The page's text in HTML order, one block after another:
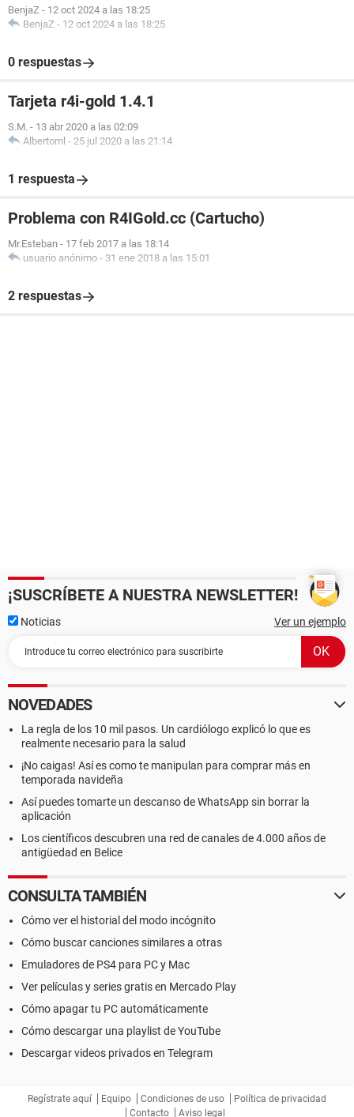
BenjaZ - 12 oct 2024 a las 18:25
BenjaZ - 12 oct 2024 a las 18:25
0 respuestas
Tarjeta r4i-gold 1.4.1
S.M. - 13 abr 2020 a las 02:09
Albertoml - 25 jul 2020 a las 21:14
1 respuesta
Problema con R4IGold.cc (Cartucho)
Mr.Esteban - 17 feb 2017 a las 18:14
usuario anónimo - 31 ene 2018 a las 15:01
2 respuestas
¡SUSCRÍBETE A NUESTRA NEWSLETTER!
Noticias Ver un ejemplo
NOVEDADES
La regla de los 10 mil pasos. Un cardiólogo explicó lo que es
realmente necesario para la salud
¡No caigas! Así es como te manipulan para comprar más en
temporada navideña
Así puedes tomarte un descanso de WhatsApp sin borrar la
aplicación
Los científicos descubren una red de canales de 4.000 años de
antigüedad en Belice
CONSULTA TAMBIÉN
Cómo ver el historial del modo incógnito
Cómo buscar canciones similares a otras
Emuladores de PS4 para PC y Mac
Ver películas y series gratis en Mercado Play
Cómo apagar tu PC automáticamente
Cómo descargar una playlist de YouTube
Descargar videos privados en Telegram
Regístrate aquí Equipo Condiciones de uso
Política de privacidad
Contacto
Aviso legal